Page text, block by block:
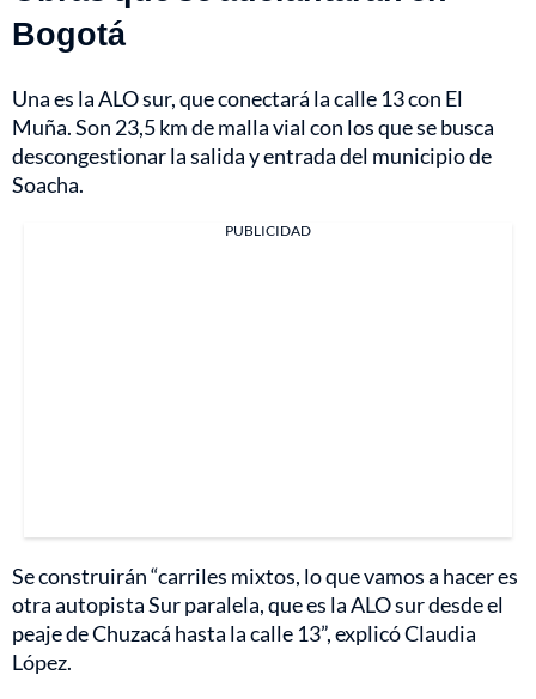
Bogotá
Una es la ALO sur, que conectará la calle 13 con El
Muña. Son 23,5 km de malla vial con los que se busca
descongestionar la salida y entrada del municipio de
Soacha.
PUBLICIDAD
Se construirán “carriles mixtos, lo que vamos a hacer es
otra autopista Sur paralela, que es la ALO sur desde el
peaje de Chuzacá hasta la calle 13”, explicó Claudia
López.